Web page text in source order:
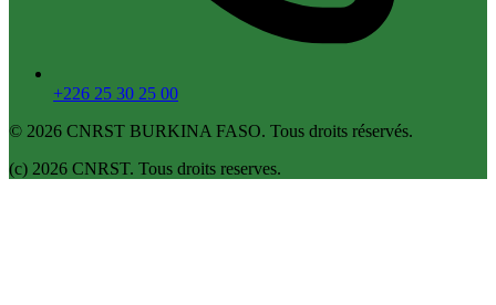
+226 25 30 25 00
© 2026 CNRST BURKINA FASO. Tous droits réservés.
(c) 2026 CNRST. Tous droits reserves.